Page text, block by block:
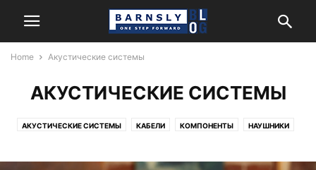
Home Акустические системы
АКУСТИЧЕСКИЕ СИСТЕМЫ
АКУСТИЧЕСКИЕ СИСТЕМЫ КАБЕЛИ КОМПОНЕНТЫ НАУШНИКИ